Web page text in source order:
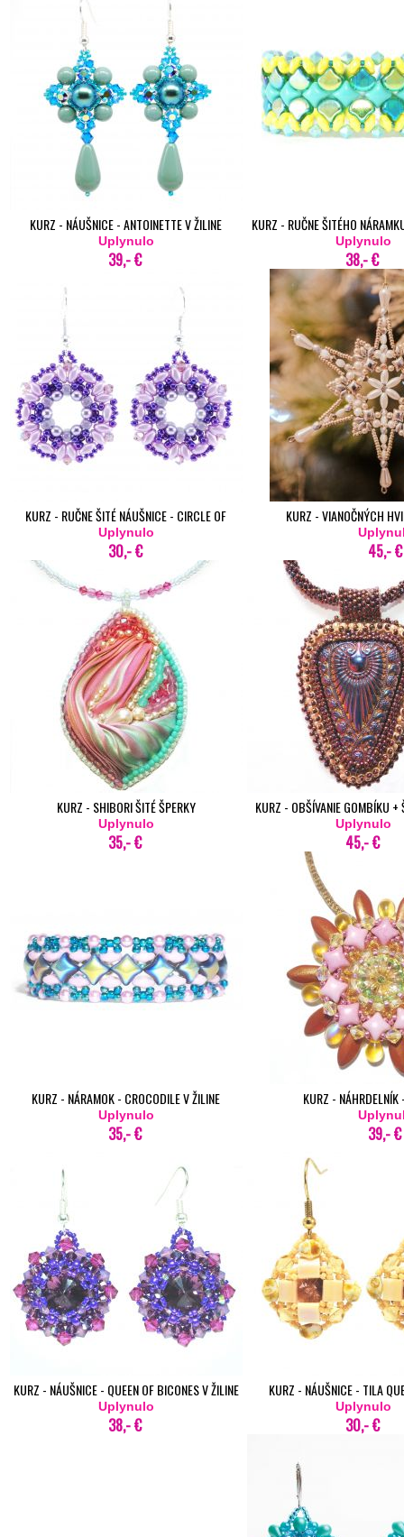
KURZ - NÁUŠNICE - ANTOINETTE V ŽILINE
Uplynulo
39,- €
KURZ - RUČNE ŠITÉHO
MATERÍALU V
Uplynulo
38,- €
KURZ - RUČNE ŠITÉ NÁUŠNICE - CIRCLE OF
SUPERDUO V ŽILINE
Uplynulo
30,- €
KURZ - VIANOČNÝCH
45,- €
KURZ - SHIBORI ŠITÉ ŠPERKY
Uplynulo
35,- €
KURZ - OBŠÍVANIE GOMBÍKU +
Uplynulo
45,- €
KURZ - NÁRAMOK - CROCODILE V ŽILINE
Uplynulo
35,- €
KURZ - NÁHRDELNÍK
39,- €
KURZ - NÁUŠNICE - QUEEN OF BICONES V ŽILINE
Uplynulo
38,- €
KURZ - NÁUŠNICE - TILA
Uplynulo
30,- €